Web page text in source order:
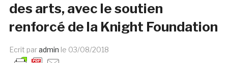
des arts, avec le soutien
renforcé de la Knight Foundation
Ecrit paradmin le 03/08/2018